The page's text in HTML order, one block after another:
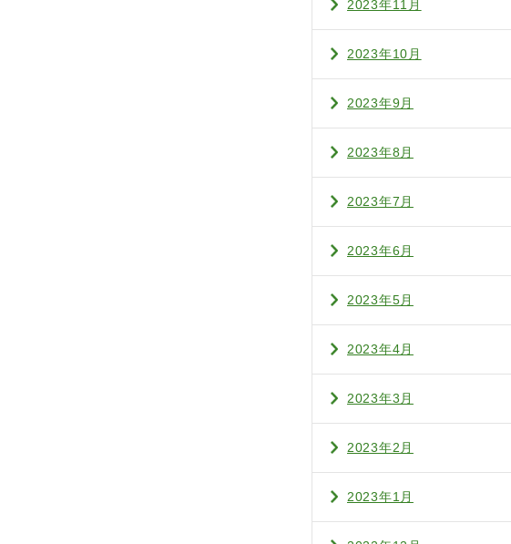
2023年11月
2023年10月
2023年9月
2023年8月
2023年7月
2023年6月
2023年5月
2023年4月
2023年3月
2023年2月
2023年1月